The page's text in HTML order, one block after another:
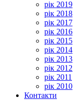
рік 2019
рік 2018
рік 2017
рік 2016
рік 2015
рік 2014
рік 2013
рік 2012
рік 2011
рік 2010
Контакти